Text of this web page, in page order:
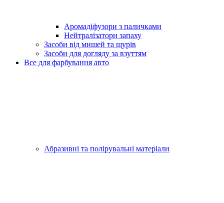
Аромадіфузори з паличками
Нейтралізатори запаху
Засоби від мишей та щурів
Засоби для догляду за взуттям
Все для фарбування авто
Абразивні та полірувальні матеріали